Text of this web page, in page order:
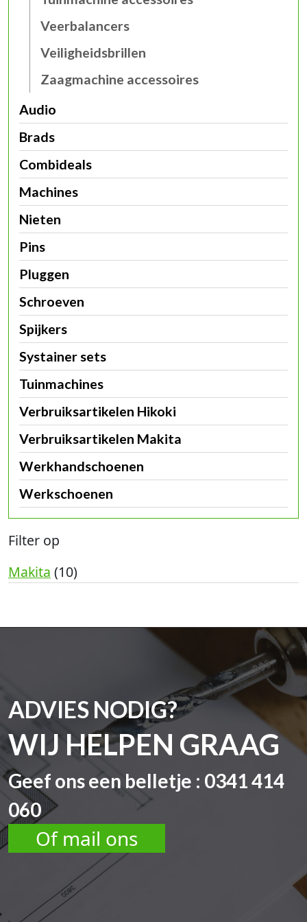
Veerbalancers
Veiligheidsbrillen
Zaagmachine accessoires
Audio
Brads
Combideals
Machines
Nieten
Pins
Pluggen
Schroeven
Spijkers
Systainer sets
Tuinmachines
Verbruiksartikelen Hikoki
Verbruiksartikelen Makita
Werkhandschoenen
Werkschoenen
Filter op
Makita (10)
ADVIES NODIG?
WIJ HELPEN GRAAG
Geef ons een belletje : 0341 414
060
Of mail ons